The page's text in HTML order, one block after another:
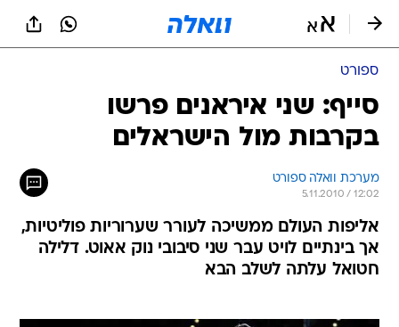
ספורט
סייף: שני איראנים פרשו
בקרבות מול הישראלים
מערכת וואלה ספורט
5.11.2010 / 12:02
אליפות העולם ממשיכה לעורר שערוריות פוליטיות,
אך בינתיים לויט עבר שני סיבובי נוק אאוט. דלילה
חטואל עלתה לשלב הבא